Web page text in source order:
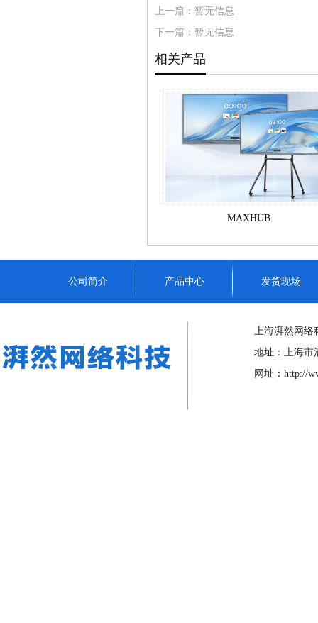
上一篇：暂无信息
下一篇：暂无信息
相关产品
MAXHUB
公司简介 产品中心 发货现场
上海湃然网
地址：上海市
网址： http://